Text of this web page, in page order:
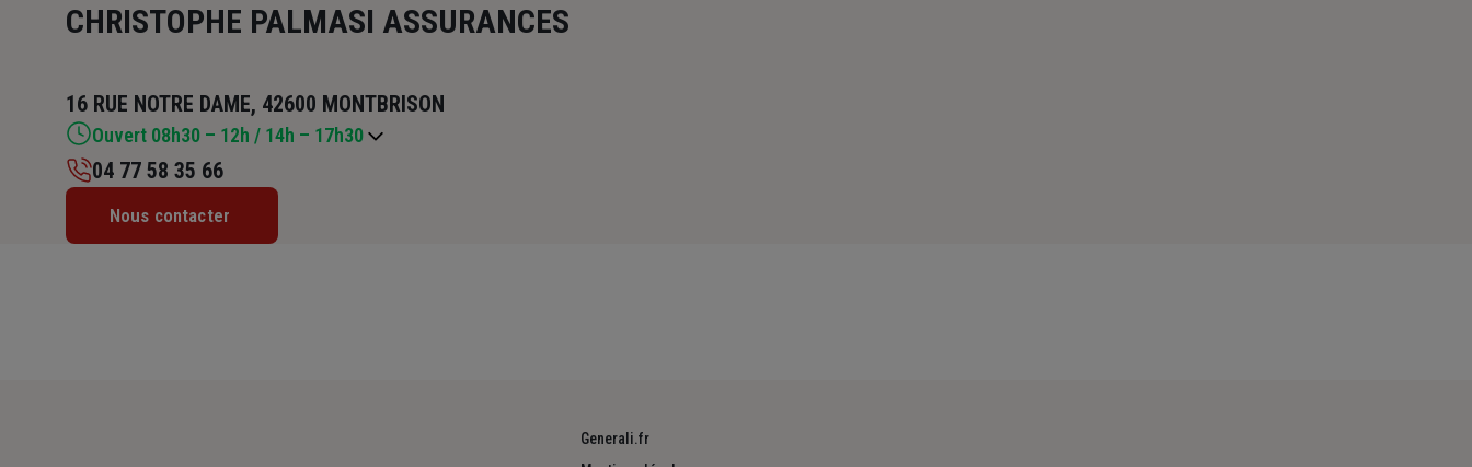
CHRISTOPHE PALMASI ASSURANCES
16 RUE NOTRE DAME, 42600 MONTBRISON
Ouvert 08h30 – 12h / 14h – 17h30
Lundi : 08h30 – 12h / 14h – 17h30
Mardi : 08h30 – 12h / 14h – 17h30
04 77 58 35 66
Nous contacter
Generali.fr